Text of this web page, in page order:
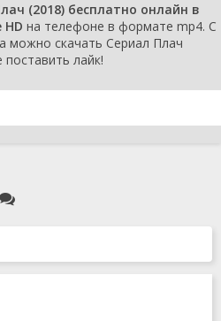
(2018) бесплатно онлайн в
на телефоне в формате mp4. С
можно скачать Сериал Плач
лайк!